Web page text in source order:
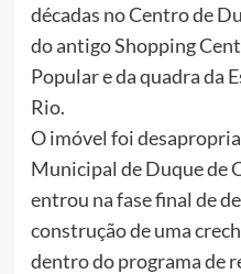
décadas no Centro de
do antigo Shopping
Popular e da quadra da
Rio.
O imóvel foi
Municipal de Duque de
entrou na fase final de
construção de uma
dentro do programa de